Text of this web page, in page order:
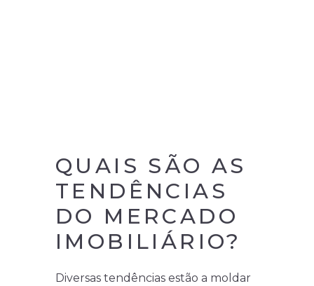
QUAIS SÃO AS
TENDÊNCIAS
DO MERCADO
IMOBILIÁRIO?
Diversas tendências estão a moldar